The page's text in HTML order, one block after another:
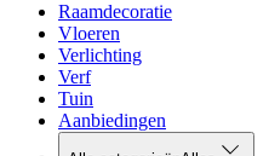
Raamdecoratie
Vloeren
Verlichting
Verf
Tuin
Aanbiedingen